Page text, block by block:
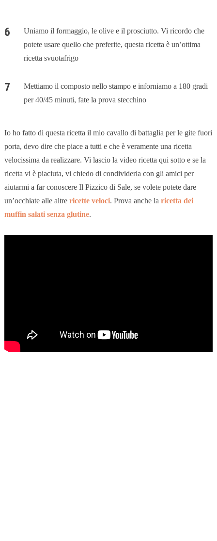
Uniamo il formaggio, le olive e il prosciutto. Vi ricordo che
potete usare quello che preferite, questa ricetta è un’ottima
ricetta svuotafrigo
Mettiamo il composto nello stampo e inforniamo a 180 gradi
per 40/45 minuti, fate la prova stecchino
Io ho fatto di questa ricetta il mio cavallo di battaglia per le gite fuori
porta, devo dire che piace a tutti e che è veramente una ricetta
velocissima da realizzare. Vi lascio la video ricetta qui sotto e se la
ricetta vi è piaciuta, vi chiedo di condividerla con gli amici per
aiutarmi a far conoscere Il Pizzico di Sale, se volete potete dare
un’occhiate alle altre ricette veloci. Prova anche la ricetta dei
muffin salati senza glutine.